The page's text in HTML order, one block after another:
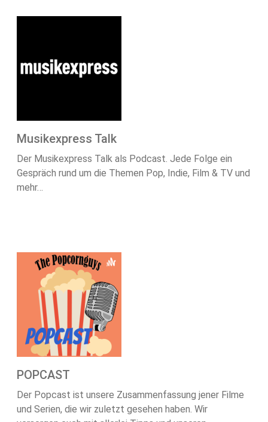
Musikexpress Talk
Der Musikexpress Talk als Podcast. Jede Folge ein
Gespräch rund um die Themen Pop, Indie, Film & TV und
mehr…
POPCAST
Der Popcast ist unsere Zusammenfassung jener Filme
und Serien, die wir zuletzt gesehen haben. Wir